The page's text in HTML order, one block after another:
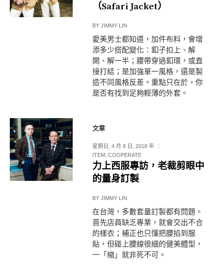
（Safari Jacket）
BYJIMMY LIN
愛美男士都知道，加件布料，會增
添多少搭配變化：釦子扣上、解
開、解一半；腰帶穿過釦環，或直
接打結；是加強單一風格，還是製
造不同風格反差。重點只在於，你
是否有找到足夠輕薄的外套。
文章
星期日, 4 月 8 日, 2018 年
ITEM ,COOPERATE
力上西服專訪，老裁剪眼中
的量身訂製
BYJIMMY LIN
在台灣，多數套量訂製都有問題。
首先店員缺乏專業，就會交出不合
的樣衣；補正也只懂把腰掐到服
貼，但碰上腰線很細的健美體型，
一「縮」就非死不可。